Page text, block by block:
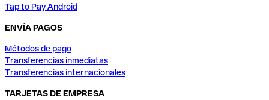
Tap to Pay Android
ENVÍA PAGOS
Métodos de pago
Transferencias inmediatas
Transferencias internacionales
TARJETAS DE EMPRESA